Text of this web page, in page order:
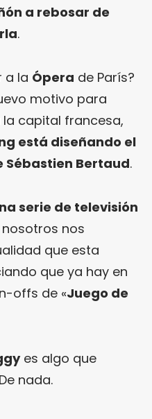
a rebosar de
.
a la Ópera de París?
motivo para
capital francesa,
está diseñando el
Bertaud.
serie de televisión
nosotros nos
que esta
que ya hay en
offs de «Juego de
es algo que
nada.